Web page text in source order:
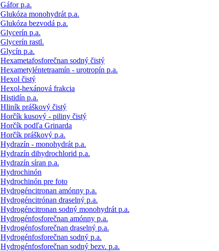
Gáfor p.a.
Glukóza monohydrát p.a.
Glukóza bezvodá p.a.
Glycerín p.a.
Glycerín rastl.
Glycín p.a.
Hexametafosforečnan sodný čistý
Hexametyléntetraamín - urotropín p.a.
Hexol čistý
Hexol-hexánová frakcia
Histidín p.a.
Hliník práškový čistý
Horčík kusový - piliny čistý
Horčík podľa Grinarda
Horčík práškový p.a.
Hydrazín - monohydrát p.a.
Hydrazín dihydrochlorid p.a.
Hydrazín síran p.a.
Hydrochinón
Hydrochinón pre foto
Hydrogéncitronan amónny p.a.
Hydrogéncitrónan draselný p.a.
Hydrogéncitronan sodný monohydrát p.a.
Hydrogénfosforečnan amónny p.a.
Hydrogénfosforečnan draselný p.a.
Hydrogénfosforečnan sodný p.a.
Hydrogénfosforečnan sodný bezv. p.a.